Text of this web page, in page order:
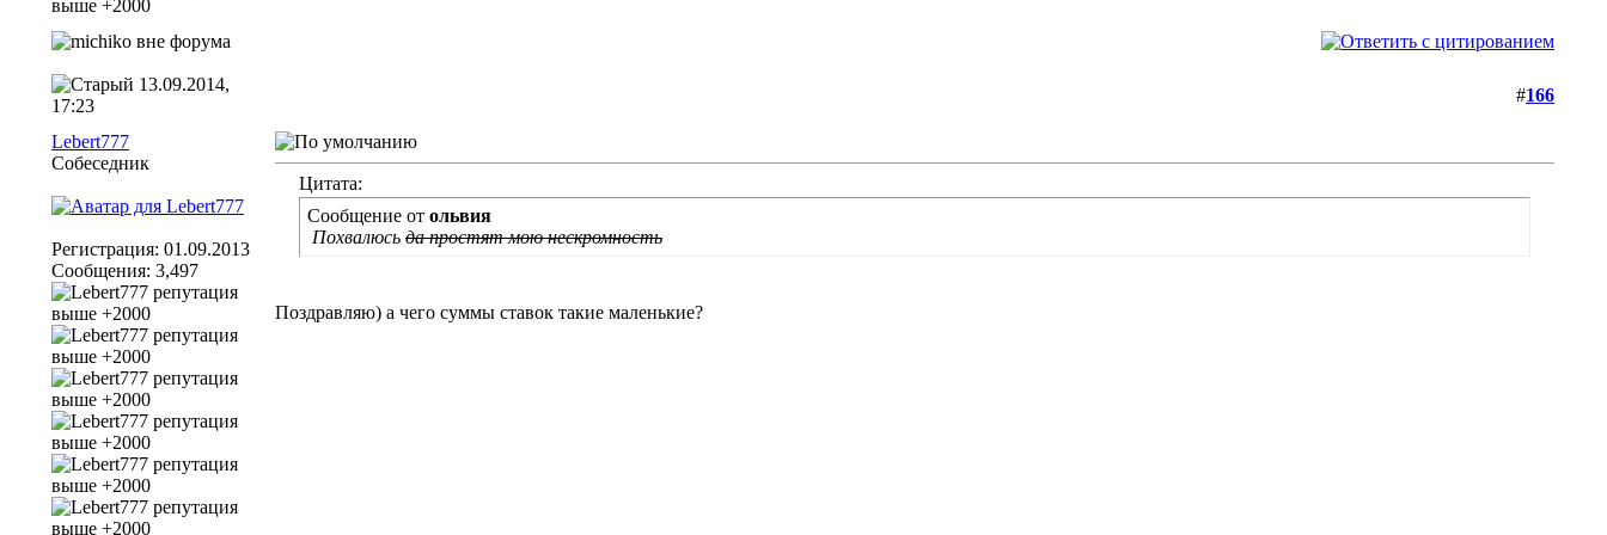
13.09.2014,
17:23
#166
Lebert777
Собеседник
Регистрация: 01.09.2013
Сообщения: 3,497
Цитата:
Сообщение от ольвия
Похвалюсь да простят мою нескромность
Поздравляю) а чего суммы ставок такие маленькие?